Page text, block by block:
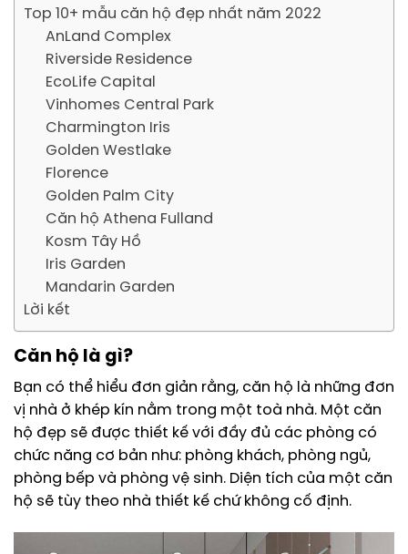
Top 10+ mẫu căn hộ đẹp nhất năm 2022
AnLand Complex
Riverside Residence
EcoLife Capital
Vinhomes Central Park
Charmington Iris
Golden Westlake
Florence
Golden Palm City
Căn hộ Athena Fulland
Kosm Tây Hồ
Iris Garden
Mandarin Garden
Lời kết
Căn hộ là gì?
Bạn có thể hiểu đơn giản rằng, căn hộ là những đơn
vị nhà ở khép kín nằm trong một toà nhà. Một căn
hộ đẹp sẽ được thiết kế với đầy đủ các phòng có
chức năng cơ bản như: phòng khách, phòng ngủ,
phòng bếp và phòng vệ sinh. Diện tích của một căn
hộ sẽ tùy theo nhà thiết kế chứ không cố định.